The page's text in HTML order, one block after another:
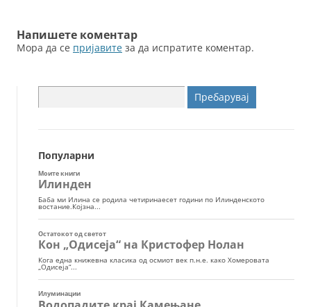
Напишете коментар
Мора да се пријавите за да испратите коментар.
за:
Популарни